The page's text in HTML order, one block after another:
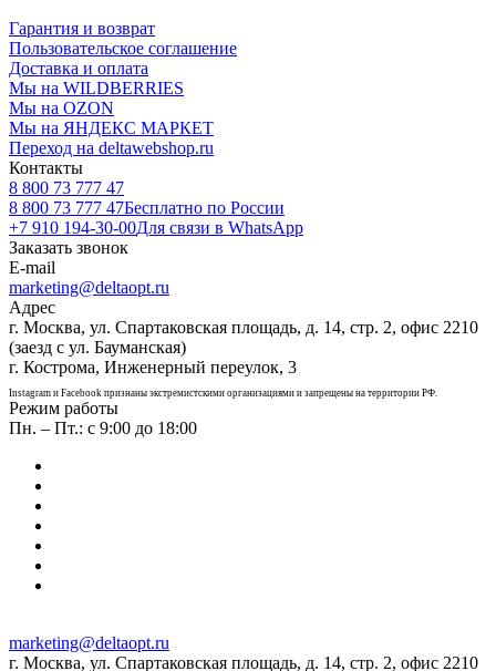
Гарантия и возврат
Пользовательское соглашение
Доставка и оплата
Мы на WILDBERRIES
Мы на OZON
Мы на ЯНДЕКС МАРКЕТ
Переход на deltawebshop.ru
Контакты
8 800 73 777 47
8 800 73 777 47Бесплатно по России
+7 910 194-30-00Для связи в WhatsApp
Заказать звонок
E-mail
marketing@deltaopt.ru
Адрес
г. Москва, ул. Спартаковская площадь, д. 14, стр. 2, офис 2210
(заезд с ул. Бауманская)
г. Кострома, Инженерный переулок, 3
Instagram и Facebook признаны экстремистскими организациями и запрещены на территории РФ.
Режим работы
Пн. – Пт.: с 9:00 до 18:00
marketing@deltaopt.ru
г. Москва, ул. Спартаковская площадь, д. 14, стр. 2, офис 2210